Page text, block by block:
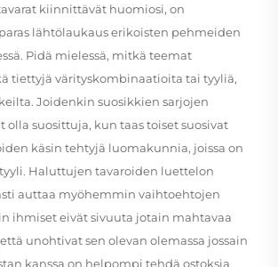
kiinnittävät huomiosi, on
lähtölaukaus erikoisten pehmeiden
Pidä mielessä, mitkä teemat
tiettyjä värityskombinaatioita tai tyyliä,
Joidenkin suosikkien sarjojen
olla suosittuja, kun taas toiset suosivat
käsin tehtyjä luomakunnia, joissa on
Haluttujen tavaroiden luettelon
auttaa myöhemmin vaihtoehtojen
ihmiset eivät sivuuta jotain mahtavaa
unohtivat sen olevan olemassa jossain
kanssa on helpompi tehdä ostoksia